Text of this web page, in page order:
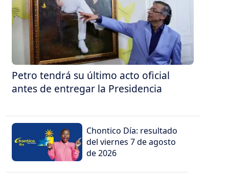
Petro tendrá su último acto oficial
antes de entregar la Presidencia
Chontico Día: resultado
del viernes 7 de agosto
de 2026